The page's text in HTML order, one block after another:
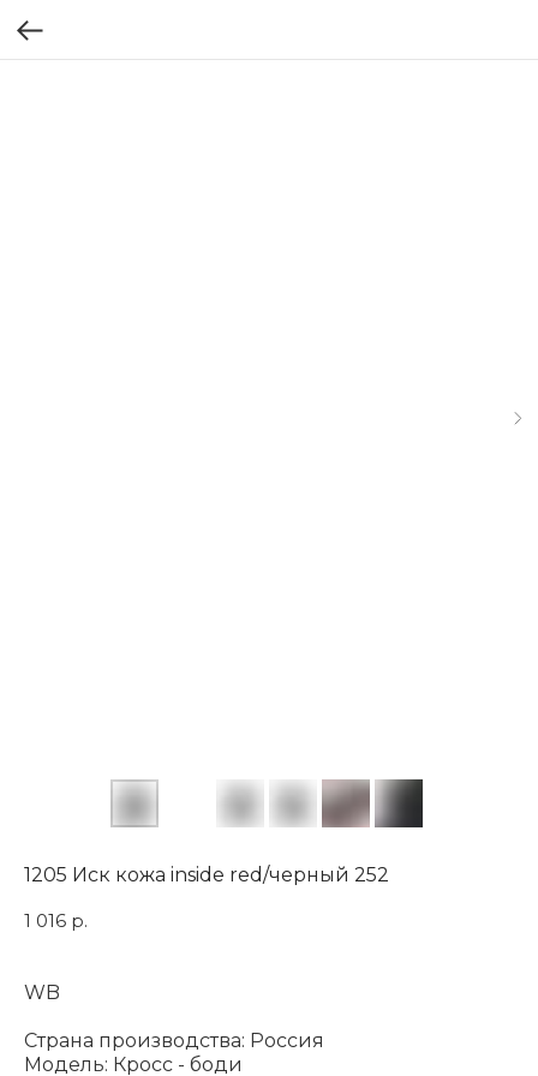
1205 Иск кожа inside red/черный 252
1 016 р.
WB
Страна производства: Россия
Модель: Кросс - боди